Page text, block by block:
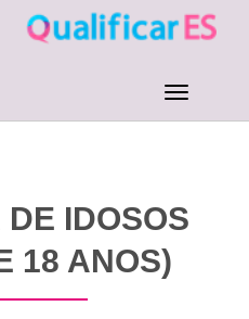
IDOSOS
18 ANOS)